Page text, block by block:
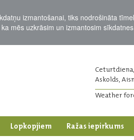
izmantošanai, tiks nodrošināta
mēs uzkrāsim un izmantosim
Askolds,
Weather
Lopkopjiem Ražas iepirkums